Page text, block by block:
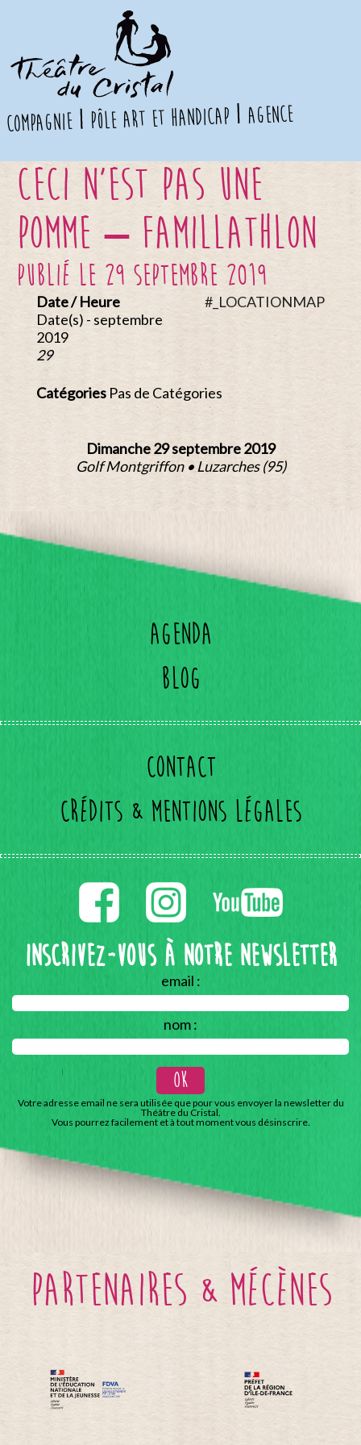
compagnie pôle art et handicap agence
Ceci n’est pas une
pomme – Famillathlon
publié le 29 septembre 2019
#_LOCATIONMAP
Date / Heure
Date(s) - septembre
2019
29
Catégories Pas de Catégories
Dimanche 29 septembre 2019
Golf Montgriffon • Luzarches (95)
Agenda
Blog
Contact
Crédits & mentions légales
Inscrivez-vous à notre Newsletter
email :
nom :
Votre adresse email ne sera utilisée que pour vous envoyer la newsletter du
Théâtre du Cristal.
Vous pourrez facilement et à tout moment vous désinscrire.
partenaires & mécènes